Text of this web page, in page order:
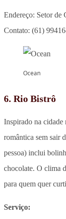
Endereço: Setor de
Contato: (61)
Ocean
6. Rio Bistrô
Inspirado na cidade
romântica sem sair
pessoa) inclui
chocolate. O clima
para quem quer
Serviço: